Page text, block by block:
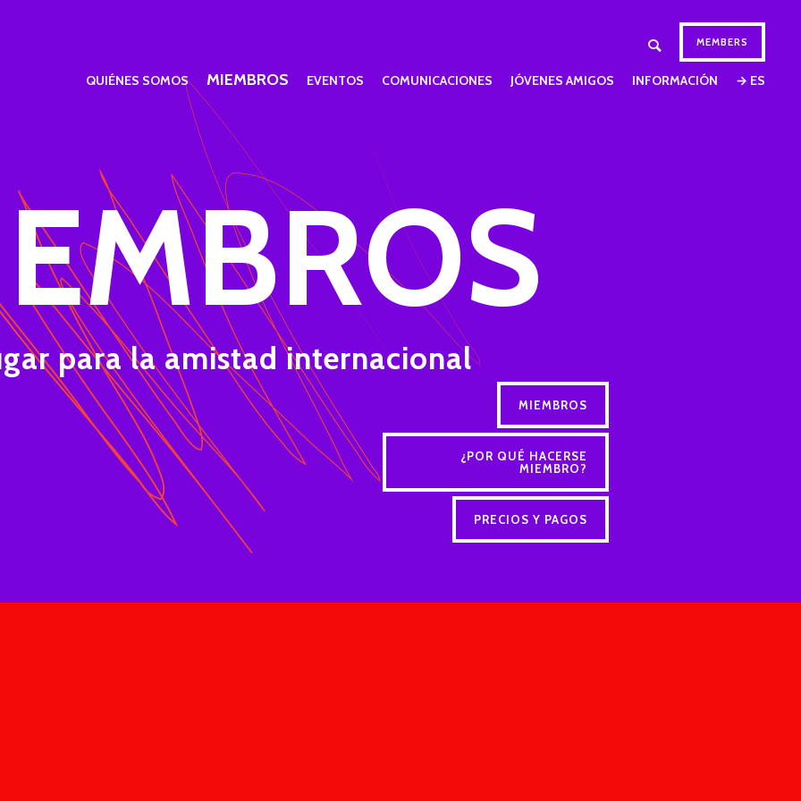
MEMBERS
QUIÉNES SOMOS MIEMBROS EVENTOS COMUNICACIONES JÓVENES AMIGOS INFORMACIÓN → ES
para la amistad internacional
MIEMBROS
¿POR QUÉ HACERSE
MIEMBRO?
PRECIOS Y PAGOS